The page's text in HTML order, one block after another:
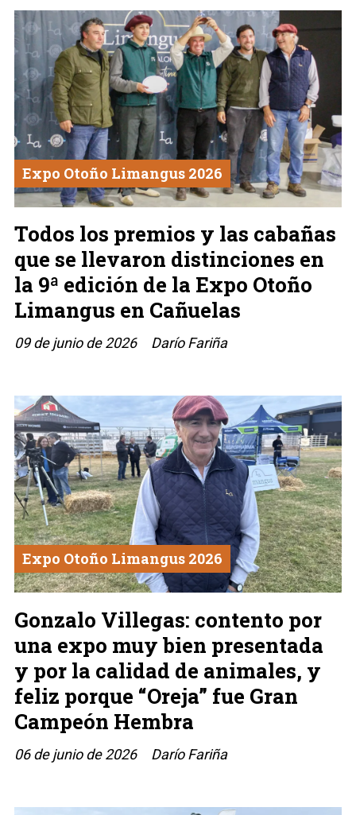
Todos los premios y las cabañas
que se llevaron distinciones en
la 9ª edición de la Expo Otoño
Limangus en Cañuelas
Darío Fariña
Expo Otoño Limangus 2026
09 de junio de 2026
Gonzalo Villegas: contento por
una expo muy bien presentada
y por la calidad de animales, y
feliz porque “Oreja” fue Gran
Campeón Hembra
Darío Fariña
Expo Otoño Limangus 2026
06 de junio de 2026